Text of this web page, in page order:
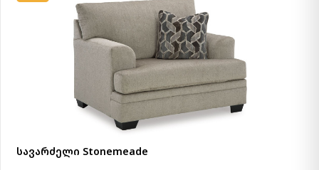
სავარძელი Stonemeade